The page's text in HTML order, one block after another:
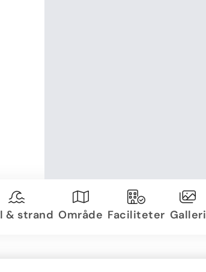
& strand Område Faciliteter Galleri